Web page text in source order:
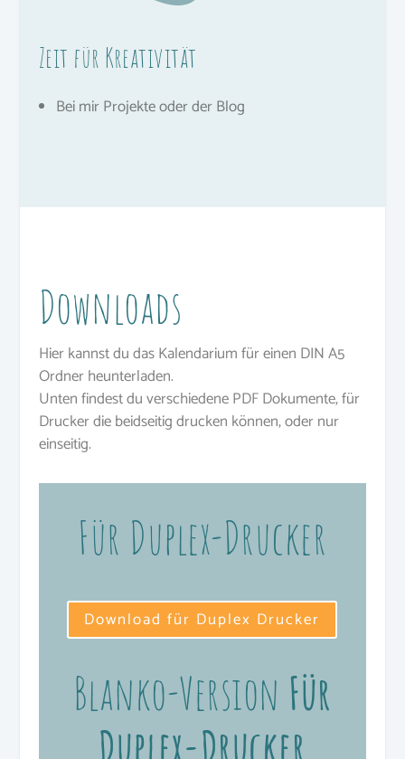
Zeit für Kreativität
Bei mir Projekte oder der Blog
Downloads
Hier kannst du das Kalendarium für einen DIN A5
Ordner heunterladen.
Unten findest du verschiedene PDF Dokumente, für
Drucker die beidseitig drucken können, oder nur
einseitig.
Für Duplex-Drucker
Download für Duplex Drucker
Blanko-Version Für
Duplex-Drucker